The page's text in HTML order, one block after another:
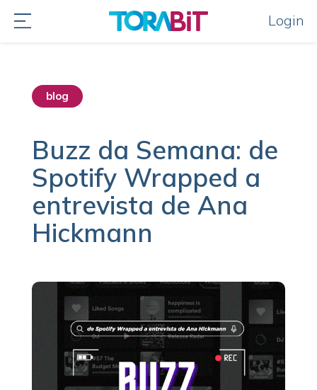
Login
blog
Buzz da Semana: de
Spotify Wrapped a
entrevista de Ana
Hickmann